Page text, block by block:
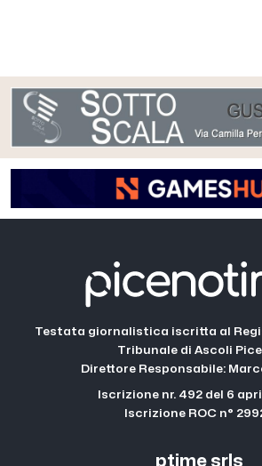
Testata giornalistica iscritta al
Tribunale di Ascoli
Direttore Responsabile:
Iscrizione nr. 492 del 6
Iscrizione ROC n°
ptime srls